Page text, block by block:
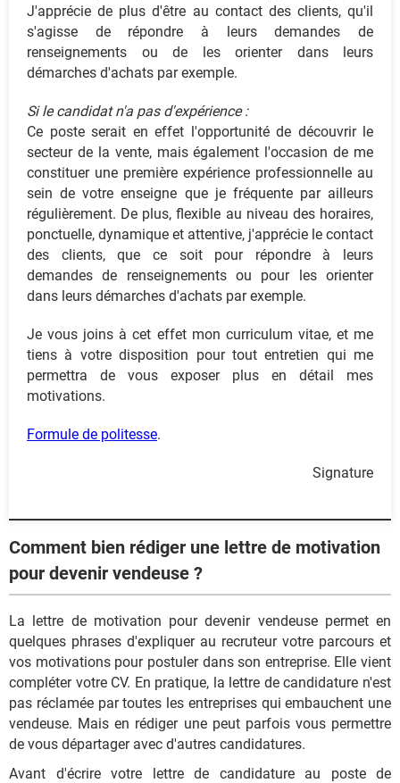
J'apprécie de plus d'être au contact des clients, qu'il
s'agisse de répondre à leurs demandes de
renseignements ou de les orienter dans leurs
démarches d'achats par exemple.
Si le candidat n'a pas d'expérience :
Ce poste serait en effet l'opportunité de découvrir le
secteur de la vente, mais également l'occasion de me
constituer une première expérience professionnelle au
sein de votre enseigne que je fréquente par ailleurs
régulièrement. De plus, flexible au niveau des horaires,
ponctuelle, dynamique et attentive, j'apprécie le contact
des clients, que ce soit pour répondre à leurs
demandes de renseignements ou pour les orienter
dans leurs démarches d'achats par exemple.
Je vous joins à cet effet mon curriculum vitae, et me
tiens à votre disposition pour tout entretien qui me
permettra de vous exposer plus en détail mes
motivations.
Formule de politesse.
Signature
Comment bien rédiger une lettre de motivation
pour devenir vendeuse ?
La lettre de motivation pour devenir vendeuse permet en
quelques phrases d'expliquer au recruteur votre parcours et
vos motivations pour postuler dans son entreprise. Elle vient
compléter votre CV. En pratique, la lettre de candidature n'est
pas réclamée par toutes les entreprises qui embauchent une
vendeuse. Mais en rédiger une peut parfois vous permettre
de vous départager avec d'autres candidatures.
Avant d'écrire votre lettre de candidature au poste de